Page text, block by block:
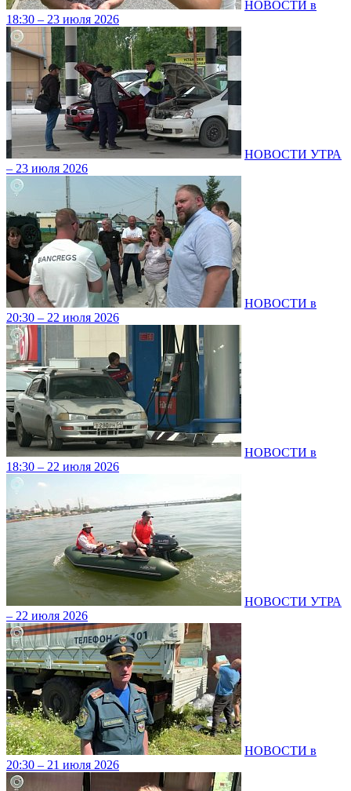
НОВОСТИ в
18:30 – 23 июля 2026
НОВОСТИ УТРА
– 23 июля 2026
НОВОСТИ в
20:30 – 22 июля 2026
НОВОСТИ в
18:30 – 22 июля 2026
НОВОСТИ УТРА
– 22 июля 2026
НОВОСТИ в
20:30 – 21 июля 2026